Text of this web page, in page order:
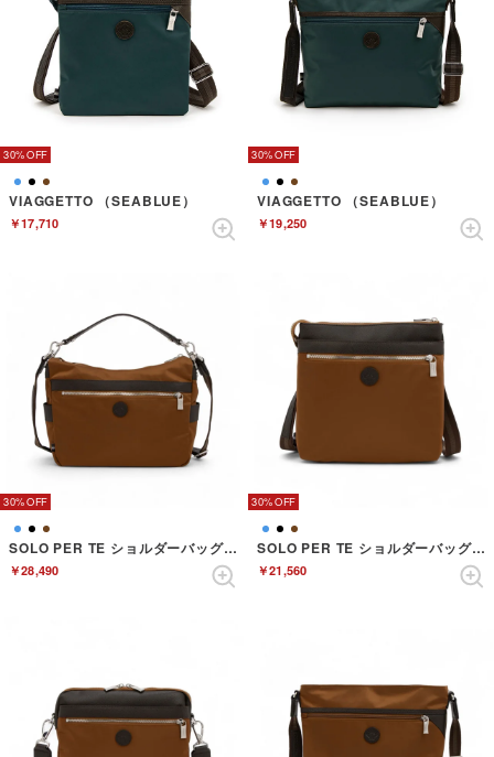
30%
VIAGGETTO （SEABLUE）
￥17,710
30%
VIAGGETTO （SEABLUE）
￥19,250
30%
SOLO PER TE ショルダーバッグ （TERRACOTTA）
￥28,490
30%
SOLO PER TE ショルダーバッグ （TERRACOTTA）
￥21,560